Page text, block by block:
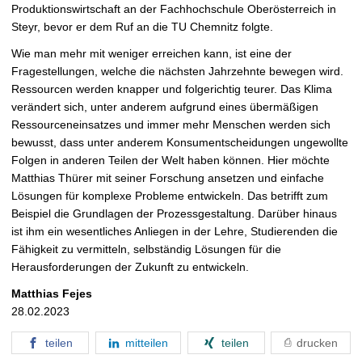
Produktionswirtschaft an der Fachhochschule Oberösterreich in
Steyr, bevor er dem Ruf an die TU Chemnitz folgte.
Wie man mehr mit weniger erreichen kann, ist eine der
Fragestellungen, welche die nächsten Jahrzehnte bewegen wird.
Ressourcen werden knapper und folgerichtig teurer. Das Klima
verändert sich, unter anderem aufgrund eines übermäßigen
Ressourceneinsatzes und immer mehr Menschen werden sich
bewusst, dass unter anderem Konsumentscheidungen ungewollte
Folgen in anderen Teilen der Welt haben können. Hier möchte
Matthias Thürer mit seiner Forschung ansetzen und einfache
Lösungen für komplexe Probleme entwickeln. Das betrifft zum
Beispiel die Grundlagen der Prozessgestaltung. Darüber hinaus
ist ihm ein wesentliches Anliegen in der Lehre, Studierenden die
Fähigkeit zu vermitteln, selbständig Lösungen für die
Herausforderungen der Zukunft zu entwickeln.
Matthias Fejes
28.02.2023
teilen mitteilen teilen drucken